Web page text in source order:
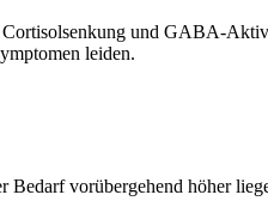
und GABA-
leiden.
vorübergehend höher